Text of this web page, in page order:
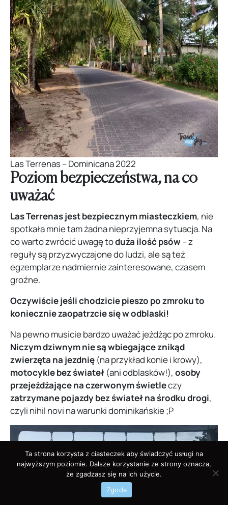
Las Terrenas – Dominicana 2022
Poziom bezpieczeństwa, na co
uważać
Las Terrenas jest bezpiecznym miasteczkiem, nie
spotkała mnie tam żadna nieprzyjemna sytuacja. Na
co warto zwrócić uwagę toduża ilość psów – z
reguły są przyzwyczajone do ludzi, ale są też
egzemplarze nadmiernie zainteresowane, czasem
groźne.
Oczywiście jeśli chodzicie pieszo po zmroku to
koniecznie zaopatrzcie się w odblaski!
Na pewno musicie bardzo uważać jeżdżąc po zmroku.
Niczym dziwnym nie są wbiegające znikąd
zwierzęta na jezdnię (na przykład konie i krowy),
motocykle bez świateł (ani odblasków!), osoby
przejeżdżające na czerwonym świetleczy
zatrzymane pojazdy bez świateł na środku drogi,
czyli nihil novi na warunki dominikańskie ;P
Ta strona korzysta z ciasteczek aby świadczyć usługi na
najwyższym poziomie. Dalsze korzystanie ze strony oznacza,
że zgadzasz się na ich użycie.
Zgoda